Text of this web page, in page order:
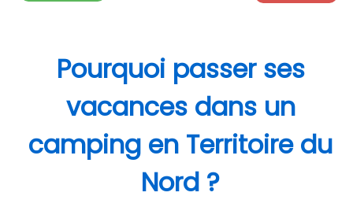
Pourquoi passer ses
vacances dans un
camping en Territoire du
Nord ?